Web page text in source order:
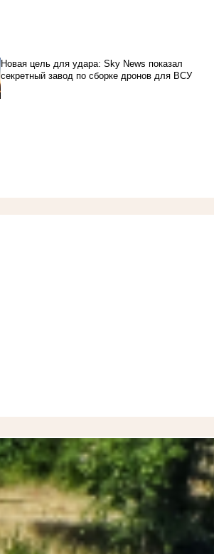
Новая цель для удара: Sky News показал
секретный завод по сборке дронов для ВСУ